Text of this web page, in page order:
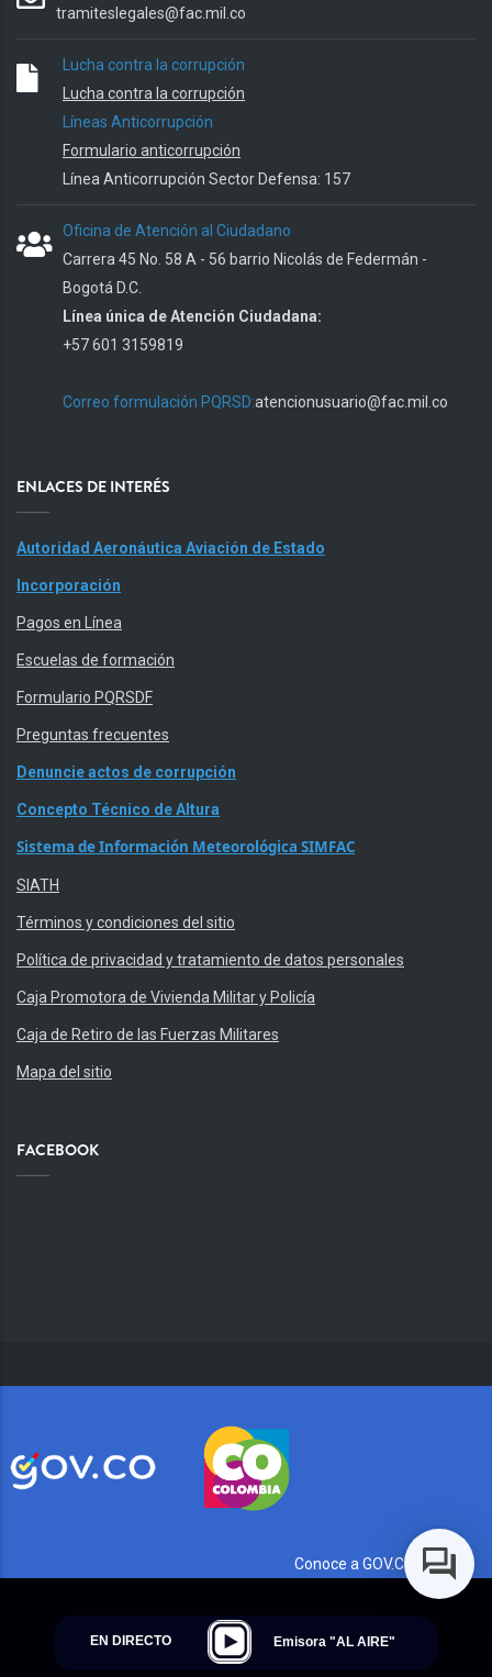
tramiteslegales@fac.mil.co
Lucha contra la corrupción
Lucha contra la corrupción
Líneas Anticorrupción
Formulario anticorrupción
Línea Anticorrupción Sector Defensa: 157
Oficina de Atención al Ciudadano
Carrera 45 No. 58 A - 56 barrio Nicolás de Federmán -
Bogotá D.C.
Línea única de Atención Ciudadana:
+57 601 3159819
Correo formulación PQRSD:atencionusuario@fac.mil.co
ENLACES DE INTERÉS
Autoridad Aeronáutica Aviación de Estado
Incorporación
Pagos en Línea
Escuelas de formación
Formulario PQRSDF
Preguntas frecuentes
Denuncie actos de corrupción
Concepto Técnico de Altura
Sistema de Información Meteorológica SIMFAC
SIATH
Términos y condiciones del sitio
Política de privacidad y tratamiento de datos personales
Caja Promotora de Vivienda Militar y Policía
Caja de Retiro de las Fuerzas Militares
Mapa del sitio
FACEBOOK
EN DIRECTO Emisora "AL AIRE"
Conoce a GOV.CO aquí